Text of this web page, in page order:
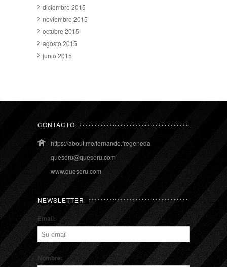
diciembre 2015
noviembre 2015
octubre 2015
agosto 2015
junio 2015
CONTACTO
https://about.me/fernando.fregeneda
queseru@queseru.com
www.queseru.com
NEWSLETTER
Email:
Nombre: